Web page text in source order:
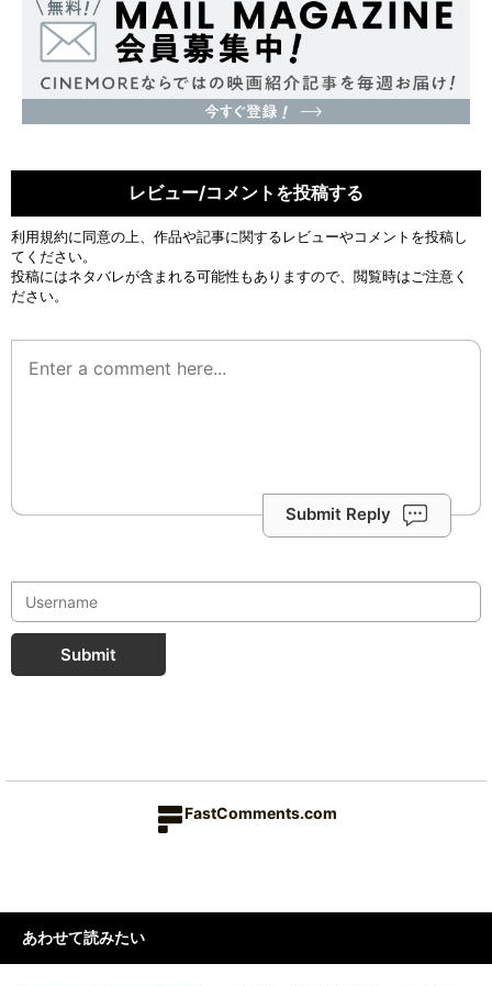
レビュー/コメントを投稿する
利用規約に同意の上、作品や記事に関するレビューやコメントを投稿し
てください。
投稿にはネタバレが含まれる可能性もありますので、閲覧時はご注意く
ださい。
Submit Reply
Submit
FastComments.com
あわせて読みたい